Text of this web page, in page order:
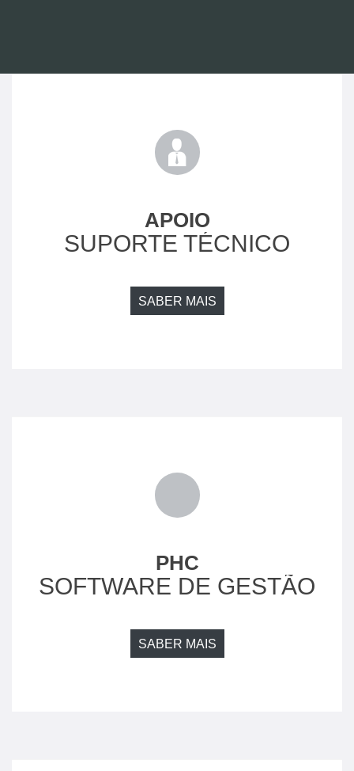
APOIO
SUPORTE TÉCNICO
SABER MAIS
PHC
SOFTWARE DE GESTÃO
SABER MAIS